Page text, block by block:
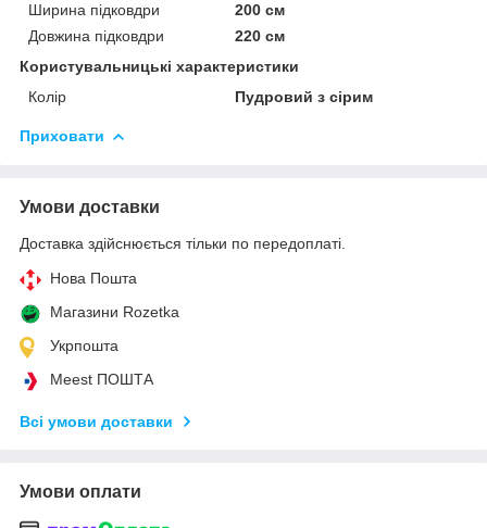
Ширина підковдри
200 см
Довжина підковдри
220 см
Користувальницькі характеристики
Колір
Пудровий з сірим
Приховати
Умови доставки
Доставка здійснюється тільки по передоплаті.
Нова Пошта
Магазини Rozetka
Укрпошта
Meest ПОШТА
Всі умови доставки
Умови оплати